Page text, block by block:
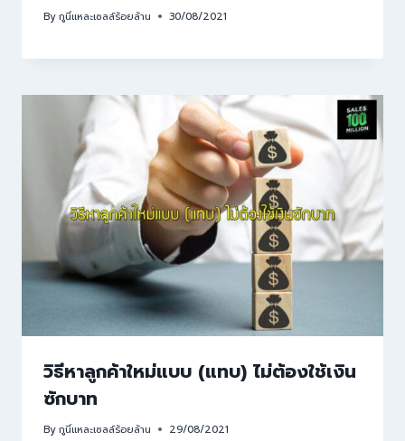
Byกูนี่แหละเซลล์ร้อยล้าน 30/08/2021
วิธีหาลูกค้าใหม่แบบ (แทบ) ไม่ต้องใช้เงิน
ซักบาท
Byกูนี่แหละเซลล์ร้อยล้าน 29/08/2021